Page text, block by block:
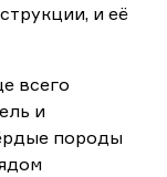
и её
всего
и
породы